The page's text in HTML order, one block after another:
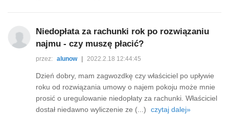
Niedopłata za rachunki rok po rozwiązaniu
najmu - czy muszę płacić?
przez: alunow 2022.2.18 12:44:45
Dzień dobry, mam zagwozdkę czy właściciel po upływie
roku od rozwiązania umowy o najem pokoju może mnie
prosić o uregulowanie niedopłaty za rachunki. Właściciel
dostał niedawno wyliczenie ze (...)
czytaj dalej»